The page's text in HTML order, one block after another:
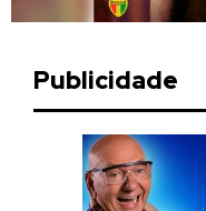
Publicidade